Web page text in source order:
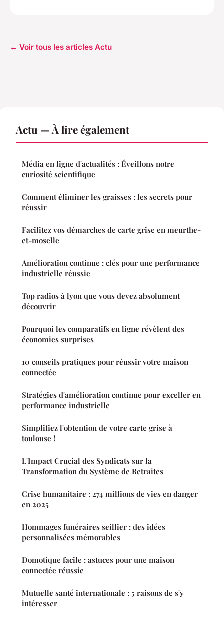
← Voir tous les articles Actu
Actu — À lire également
Média en ligne d'actualités : Éveillons notre
curiosité scientifique
Comment éliminer les graisses : les secrets pour
réussir
Facilitez vos démarches de carte grise en meurthe-
et-moselle
Amélioration continue : clés pour une performance
industrielle réussie
Top radios à lyon que vous devez absolument
découvrir
Pourquoi les comparatifs en ligne révèlent des
économies surprises
10 conseils pratiques pour réussir votre maison
connectée
Stratégies d'amélioration continue pour exceller en
performance industrielle
Simplifiez l'obtention de votre carte grise à
toulouse !
L'Impact Crucial des Syndicats sur la
Transformation du Système de Retraites
Crise humanitaire : 274 millions de vies en danger
en 2025
Hommages funéraires seillier : des idées
personnalisées mémorables
Domotique facile : astuces pour une maison
connectée réussie
Mutuelle santé internationale : 5 raisons de s'y
intéresser